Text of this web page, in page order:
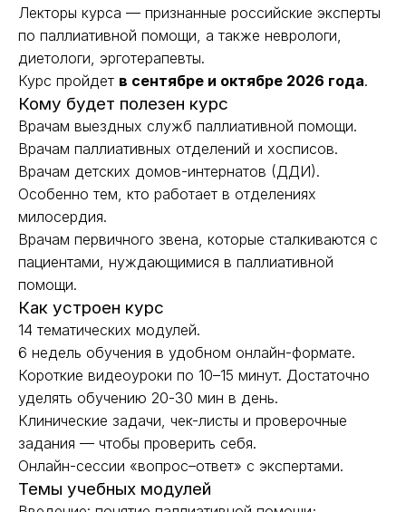
Лекторы курса — признанные российские эксперты
по паллиативной помощи, а также неврологи,
диетологи, эрготерапевты.
Курс пройдет в сентябре и октябре 2026 года.
Кому будет полезен курс
Врачам выездных служб паллиативной помощи.
Врачам паллиативных отделений и хосписов.
Врачам детских домов-интернатов (ДДИ).
Особенно тем, кто работает в отделениях
милосердия.
Врачам первичного звена, которые сталкиваются с
пациентами, нуждающимися в паллиативной
помощи.
Как устроен курс
14 тематических модулей.
6 недель обучения в удобном онлайн-формате.
Короткие видеоуроки по 10–15 минут. Достаточно
уделять обучению 20-30 мин в день.
Клинические задачи, чек-листы и проверочные
задания — чтобы проверить себя.
Онлайн-сессии «вопрос–ответ» с экспертами.
Темы учебных модулей